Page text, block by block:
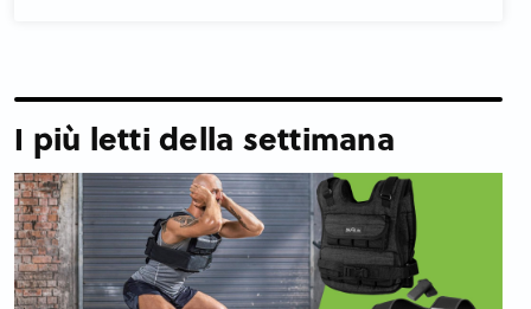
I più letti della settimana